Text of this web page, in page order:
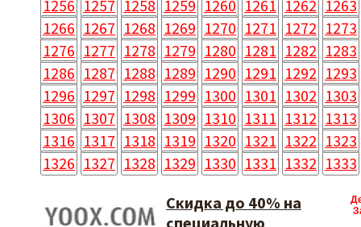
1256 1257 1258 1259 1260 1261 1262 1263
1266 1267 1268 1269 1270 1271 1272 1273
1276 1277 1278 1279 1280 1281 1282 1283
1286 1287 1288 1289 1290 1291 1292 1293
1296 1297 1298 1299 1300 1301 1302 1303
1306 1307 1308 1309 1310 1311 1312 1313
1316 1317 1318 1319 1320 1321 1322 1323
1326 1327 1328 1329 1330 1331 1332 1333
Скидка до 40% на
специальную